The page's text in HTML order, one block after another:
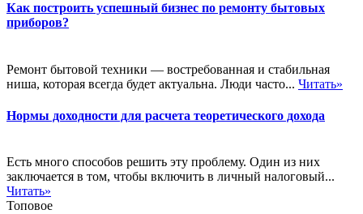
Как построить успешный бизнес по ремонту бытовых
приборов?
Ремонт бытовой техники — востребованная и стабильная
ниша, которая всегда будет актуальна. Люди часто... Читать»
Нормы доходности для расчета теоретического дохода
Есть много способов решить эту проблему. Один из них
заключается в том, чтобы включить в личный налоговый...
Читать»
Топовое